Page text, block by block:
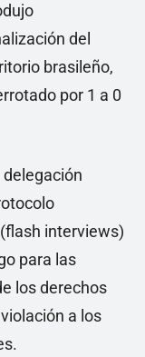
del
brasileño,
por 1 a 0
interviews)
para las
los derechos
a los